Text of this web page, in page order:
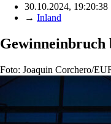
30.10.2024, 19:20:38
→ Inland
Gewinneinbruch
Foto: Joaquin Corchero/